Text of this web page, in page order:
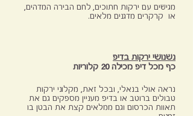
מגישים עם ירקות חתוכים, לחם הבירה המדהים,
או קרקרים מדגנים מלאים.
נשנושי ירקות בדיפ
כף מכל דיפ מכילה 20 קלוריות
נראה אולי בנאלי, ובכל זאת, מקלוני ירקות
טבולים ברוטב או בדיפ מעניין מספקים גם את
תאוות הכרסום וגם ממלאים קצת את הבטן בו